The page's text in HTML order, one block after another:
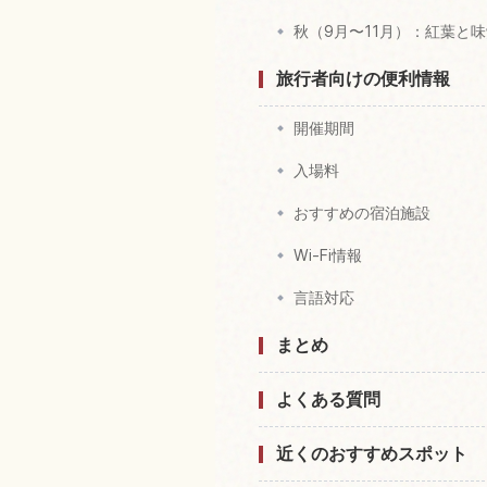
秋（9月〜11月）：紅葉と
旅行者向けの便利情報
開催期間
入場料
おすすめの宿泊施設
Wi-Fi情報
言語対応
まとめ
よくある質問
近くのおすすめスポット